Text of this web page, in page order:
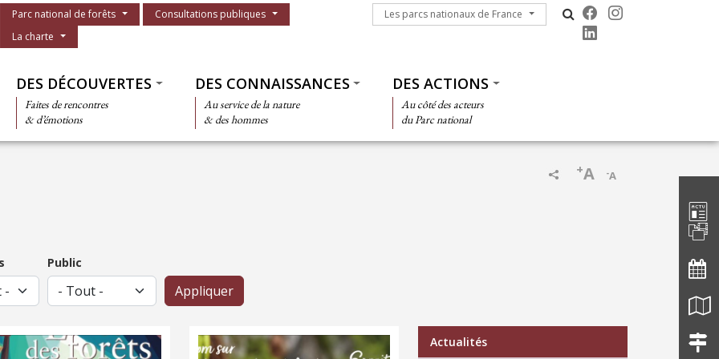
Menu du parc
Parc national de forêts
Consultations publiques
La charte
Les parcs nationaux de France
Les parcs nationaux de France
DES DÉCOUVERTES
Faites de rencontres
& d’émotions
DES CONNAISSANCES
Au service de la nature
& des hommes
DES ACTIONS
Au côté des acteurs
du Parc national
-A
+A
Public
été des Échos des forêts
de paraître ! Ce magazine
est distribué à tous les
des communes
séjours de deux nuits dans le Parc
national de forêts ! À l’aide d’un
smartphone, le participant prend en
Menu Actualités
Actualités